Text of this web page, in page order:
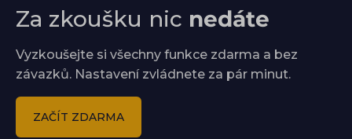
Za zkoušku nic nedáte
Vyzkoušejte si všechny funkce zdarma a bez
závazků. Nastavení zvládnete za pár minut.
ZAČÍT ZDARMA